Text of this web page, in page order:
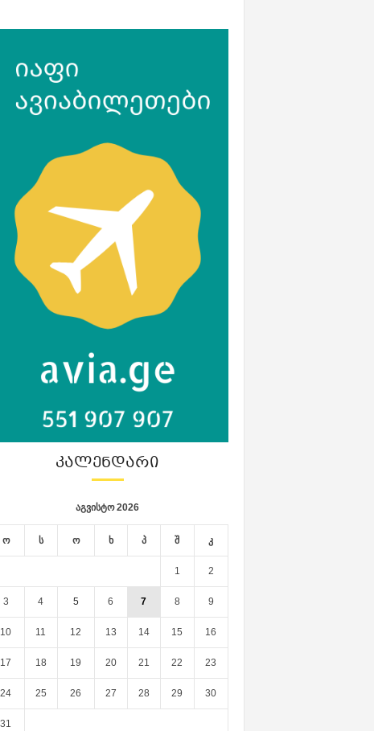
ᲙᲐᲚᲔᲜᲓᲐᲠᲘ
აგვისტო 2026
ო ს ო ხ პ შ კ
1 2
3 4 5 6 7 8 9
10 11 12 13 14 15 16
17 18 19 20 21 22 23
24 25 26 27 28 29 30
31